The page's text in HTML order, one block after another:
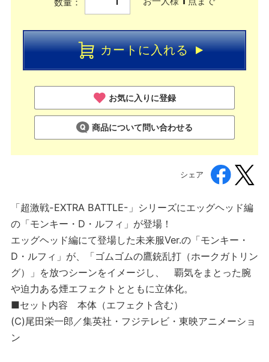
カートに入れる
お気に入りに登録
商品について問い合わせる
シェア
「超激戦-EXTRA BATTLE-」シリーズにエッグヘッド編
の「モンキー・D・ルフィ」が登場！
エッグヘッド編にて登場した未来服Ver.の「モンキー・
D・ルフィ」が、「ゴムゴムの鷹銃乱打（ホークガトリン
グ）」を放つシーンをイメージし、 覇気をまとった腕
や迫力ある煙エフェクトとともに立体化。
■セット内容 本体（エフェクト含む）
(C)尾田栄一郎／集英社・フジテレビ・東映アニメーショ
ン